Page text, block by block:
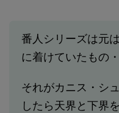
番人シリーズは元
に着けていたもの
それがカニス・シ
したら天界と下界